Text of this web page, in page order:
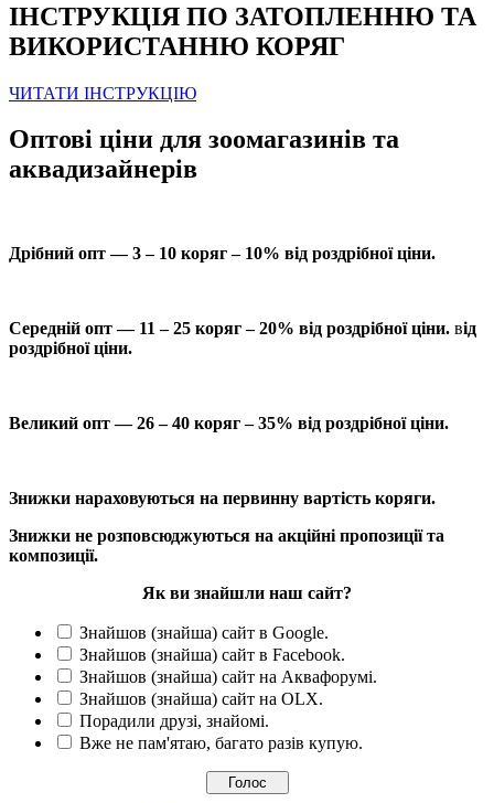
ІНСТРУКЦІЯ ПО ЗАТОПЛЕННЮ ТА
ВИКОРИСТАННЮ КОРЯГ
ЧИТАТИ ІНСТРУКЦІЮ
Оптові ціни для зоомагазинів та
аквадизайнерів
Дрібний опт — 3 – 10 коряг – 10% від роздрібної ціни.
Середній опт — 11 – 25 коряг – 20% від роздрібної ціни. від
роздрібної ціни.
Великий опт — 26 – 40 коряг – 35% від роздрібної ціни.
Знижки нараховуються на первинну вартість коряги.
Знижки не розповсюджуються на акційні пропозиції та
композиції.
Як ви знайшли наш сайт?
Знайшов (знайша) сайт в Google.
Знайшов (знайша) сайт в Facebook.
Знайшов (знайша) сайт на Аквафорумі.
Знайшов (знайша) сайт на OLX.
Порадили друзі, знайомі.
Вже не пам'ятаю, багато разів купую.